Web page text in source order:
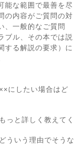
能な範囲で最善を尽
の内容がご質問の対
、一般的なご質問
ブル、その本では説
する解説の要求）に
にしたい場合はど
っと詳しく教えてく
ういう理由でそうな